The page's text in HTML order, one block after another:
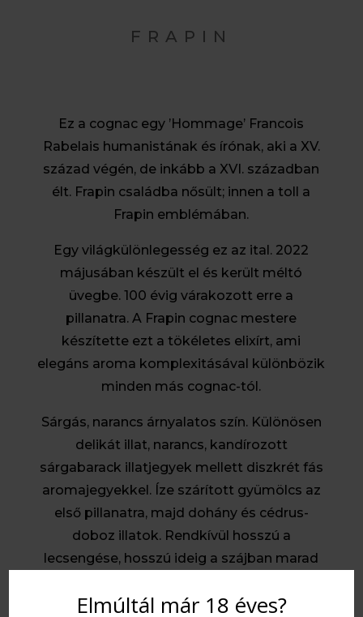
Elmúltál már 18 éves?
FRAPIN
Ez a cognac egy ’Hommage’ Francois
Rabelais humanistának és írónak, aki a XV.
század végén, de inkább a XVI. században
élt. Frapin családba nősült; innen a toll a
Frapin emblémában.
Egy világkülönlegesség ez az ital. 2022
májusában készült el és került méltó
üvegbe. 100 évig várakozott erre a
pillanatra. A Frapin cognac mestere
készítette ezt a tökéletes elixírt, ami
elegáns aroma komplexitásával különbözik
minden más cognac-tól.
Sárgás, narancs árnyalatos szín. Különösen
delikát illat, narancs, kandírozott
sárgabarack illatjegyek mellett diszkrét fás
aromajegyekkel. Íze szárított gyümölcs az
első pillanatra, majd dohány és cédrus-
doboz illatok. Rendkívül hosszú a
lecsengése, hosszú ideig a szájban marad